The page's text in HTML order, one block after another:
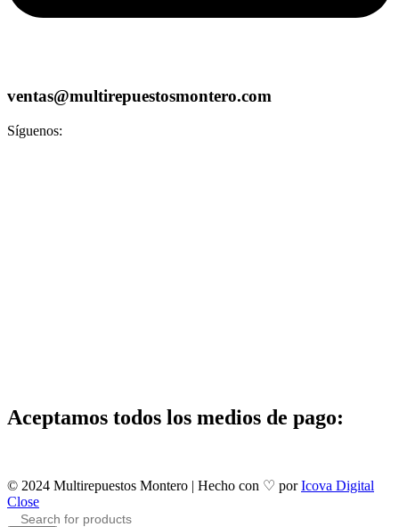
ventas@multirepuestosmontero.com
Síguenos:
Aceptamos todos los medios de pago:
© 2024 Multirepuestos Montero | Hecho con ♡ porIcova Digital
Close